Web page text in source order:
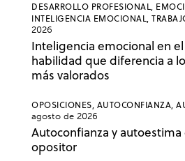
DESARROLLO PROFESIONAL,
INTELIGENCIA EMOCIONAL,
2026
Inteligencia emocional en
habilidad que diferencia a
más valorados
OPOSICIONES, AUTOCONFIANZA,
agosto de 2026
Autoconfianza y
opositor